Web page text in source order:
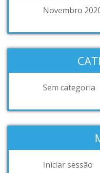
Novembro
Sem categoria
Iniciar sessão